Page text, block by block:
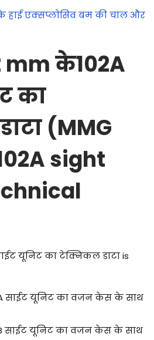
के हाई एक्सप्लोसिव बम की चाल और
mm के102A
का
(MMG
sight
यूनिट का टेक्निकल डाटा is
साईट यूनिट का वजन केस के साथ
साईट यूनिट का वजन केस के साथ